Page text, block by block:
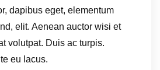
dapibus eget, elementum
elit. Aenean auctor wisi et
volutpat. Duis ac turpis.
eu lacus.